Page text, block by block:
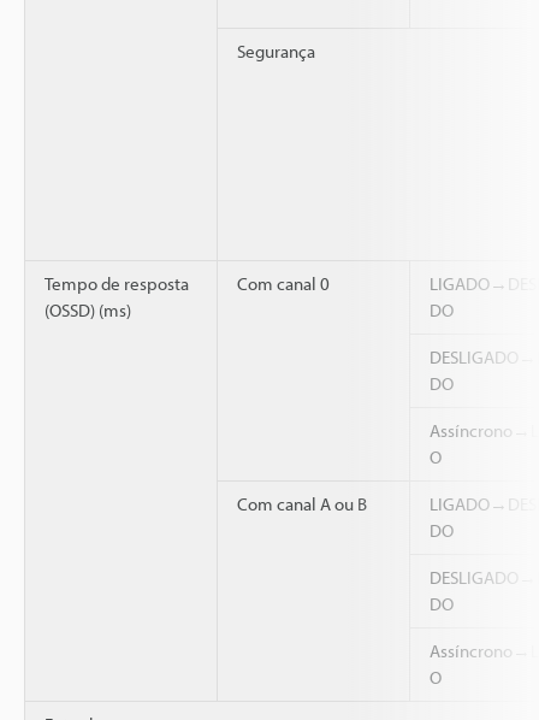
Segurança
Tempo de resposta
(OSSD) (ms)
Com canal 0
DO
DO
O
Com canal A ou B
DO
DO
O